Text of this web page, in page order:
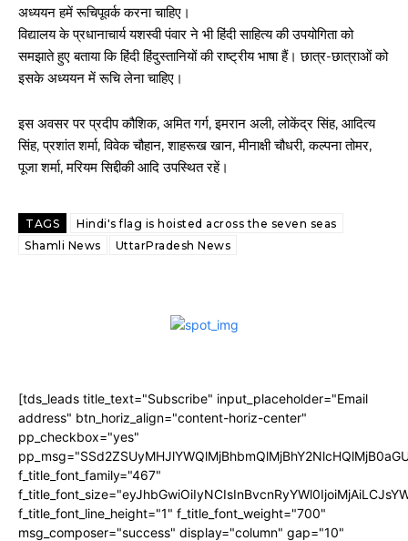
अध्ययन हमें रूचिपूवर्क करना चाहिए।
विद्यालय के प्रधानाचार्य यशस्वी पंवार ने भी हिंदी साहित्य की उपयोगिता को
समझाते हुए बताया कि हिंदी हिंदुस्तानियों की राष्ट्रीय भाषा हैं। छात्र-छात्राओं को
इसके अध्ययन में रूचि लेना चाहिए।
इस अवसर पर प्रदीप कौशिक, अमित गर्ग, इमरान अली, लोकेंद्र सिंह, आदित्य
सिंह, प्रशांत शर्मा, विवेक चौहान, शाहरूख खान, मीनाक्षी चौधरी, कल्पना तोमर,
पूजा शर्मा, मरियम सिद्दीकी आदि उपस्थित रहें।
TAGS
Hindi's flag is hoisted across the seven seas
Shamli News
UttarPradesh News
[tds_leads title_text="Subscribe" input_placeholder="Email
address" btn_horiz_align="content-horiz-center"
pp_checkbox="yes"
f_title_font_family="467"
f_title_font_line_height="1" f_title_font_weight="700"
msg_composer="success" display="column" gap="10"